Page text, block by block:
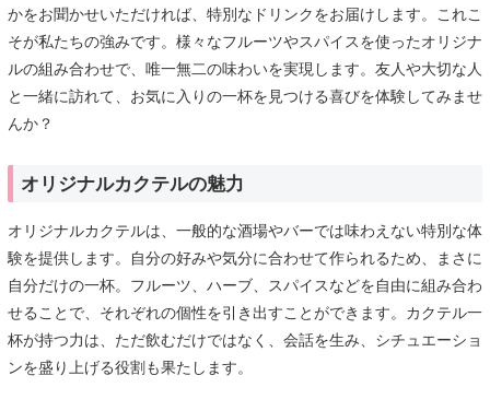
かをお聞かせいただければ、特別なドリンクをお届けします。これこ
そが私たちの強みです。様々なフルーツやスパイスを使ったオリジナ
ルの組み合わせで、唯一無二の味わいを実現します。友人や大切な人
と一緒に訪れて、お気に入りの一杯を見つける喜びを体験してみませ
んか？
オリジナルカクテルの魅力
オリジナルカクテルは、一般的な酒場やバーでは味わえない特別な体
験を提供します。自分の好みや気分に合わせて作られるため、まさに
自分だけの一杯。フルーツ、ハーブ、スパイスなどを自由に組み合わ
せることで、それぞれの個性を引き出すことができます。カクテル一
杯が持つ力は、ただ飲むだけではなく、会話を生み、シチュエーショ
ンを盛り上げる役割も果たします。